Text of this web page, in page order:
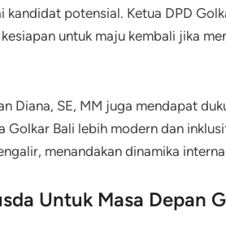
kandidat potensial. Ketua DPD
untuk maju kembali jika
Diana, SE, MM juga mendapat
Golkar Bali lebih modern dan
menandakan dinamika
Untuk Masa Depan